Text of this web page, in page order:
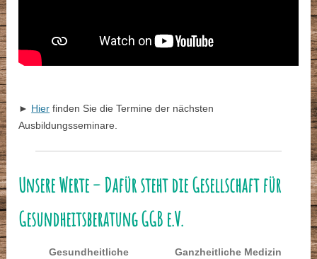
► Hier finden Sie die Termine der nächsten
Ausbildungsseminare.
Unsere Werte – Dafür steht die Gesellschaft für
Gesundheitsberatung GGB e.V.
Gesundheitliche
Ganzheitliche Medizin